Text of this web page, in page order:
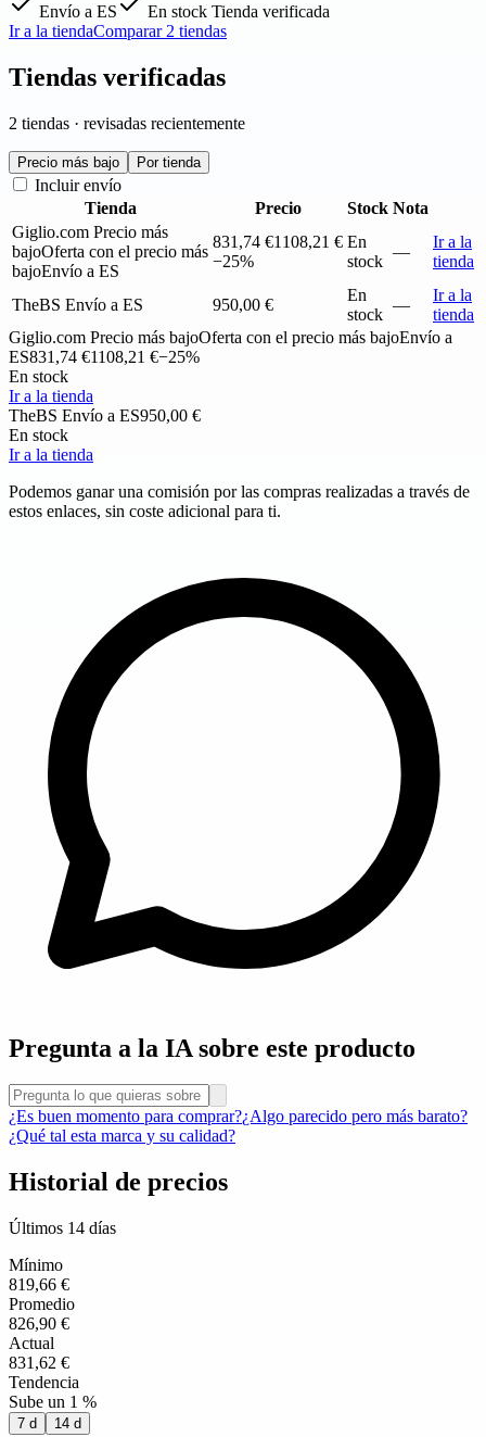
Envío a ES En stock Tienda verificada
Ir a la tiendaComparar 2 tiendas
Tiendas verificadas
2 tiendas · revisadas recientemente
Precio más bajo Por tienda
Incluir envío
Tienda
Precio Stock Nota
Giglio.com Precio más
bajoOferta con el precio más
bajoEnvío a ES
831,74 €1108,21 €
−25%
En
stock
—
Ir a la
tienda
TheBS Envío a ES 950,00 €
En
stock
—
Ir a la
tienda
Giglio.com Precio más bajoOferta con el precio más bajoEnvío a
ES831,74 €1108,21 €−25%
En stock
Ir a la tienda
TheBS Envío a ES950,00 €
En stock
Ir a la tienda
Podemos ganar una comisión por las compras realizadas a través de
estos enlaces, sin coste adicional para ti.
Pregunta a la IA sobre este producto
¿Es buen momento para comprar?¿Algo parecido pero más barato?
¿Qué tal esta marca y su calidad?
Historial de precios
Últimos 14 días
Mínimo
819,66 €
Promedio
826,90 €
Actual
831,62 €
Tendencia
Sube un 1 %
7 d 14 d